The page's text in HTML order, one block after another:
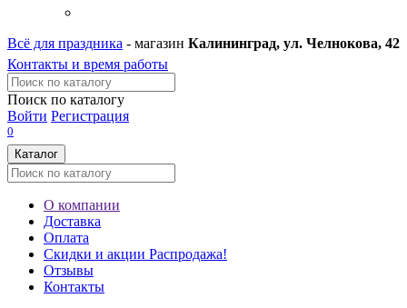
Всё для праздника - магазин Калининград, ул. Челнокова, 42
Контакты и время работы
Поиск по каталогу
Войти Регистрация
0
Каталог
О компании
Доставка
Оплата
Скидки и акции Распродажа!
Отзывы
Контакты